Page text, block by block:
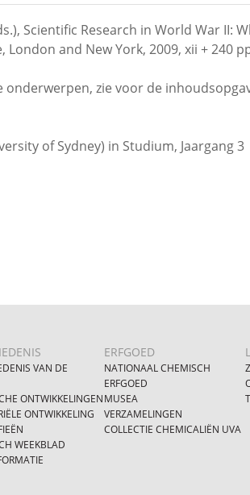
Scientific Research in World War II:
and New York, 2009, xii + 240
zie voor de
of Sydney) in Studium, Jaargang 3
VAN DE
ONTWIKKELINGEN
ONTWIKKELING
WEEKBLAD
ERFGOED
NATIONAAL CHEMISCH
ERFGOED
MUSEA
VERZAMELINGEN
COLLECTIE CHEMICALIËN UVA